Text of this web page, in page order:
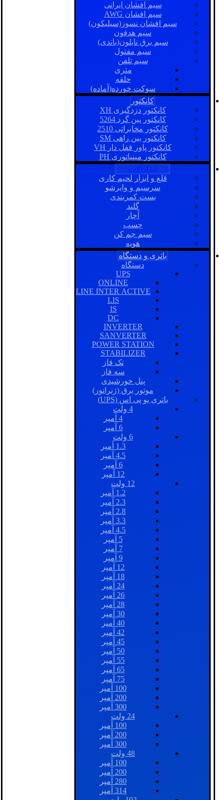
سیم افشان ایرانی
سیم افشان AWG
سیم افشان نسوز(سیلیکون)
سیم هدفون
سیم برق نایلون(باندی)
سیم مفتول
سیم تلفن
متری
حلقه
سوکت خورده(آماده)
کانکتور
کانکتور دزدگیری XH
کانکتور پین گرد 5264
کانکتور مخابراتی 2510
کانکتور بین راهی SM
کانکتور پاور قفل دار VH
کانکتور مینیاتوری PH
ابزارآلات
قلع و ابزار لحیم کاری
سرسیم و وایرشو
بست کمربندی
گلند
آچار
چسب
سیم جم کن
هویه
باتری و دستگاه
دستگاه
UPS
ONLINE
LINE INTER ACTIVE
LIS
IS
DC
INVERTER
SANVERTER
POWER STATION
STABILIZER
تک فاز
سه فاز
پنل خورشیدی
موتور برق (ژنراتور)
باتری یو پی اس (UPS)
4 ولت
4 آمپر
6 آمپر
6 ولت
1.3 آمپر
4.5 آمپر
6 آمپر
12 آمپر
12 ولت
1.2 آمپر
2.3 آمپر
2.8 آمپر
3.3 آمپر
4.5 آمپر
5 آمپر
7 آمپر
9 آمپر
12 آمپر
18 آمپر
24 آمپر
26 آمپر
28 آمپر
30 آمپر
40 آمپر
42 آمپر
45 آمپر
50 آمپر
55 آمپر
65 آمپر
75 آمپر
100 آمپر
200 آمپر
300 آمپر
24 ولت
100 آمپر
200 آمپر
300 آمپر
48 ولت
100 آمپر
200 آمپر
280 آمپر
314 آمپر